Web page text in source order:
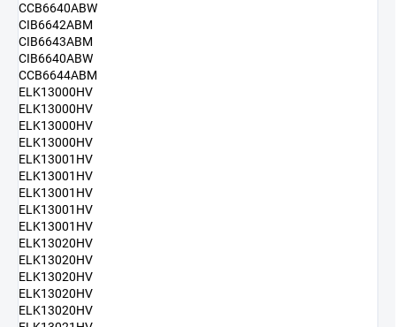
CCB6640ABW
CIB6642ABM
CIB6643ABM
CIB6640ABW
CCB6644ABM
ELK13000HV
ELK13000HV
ELK13000HV
ELK13000HV
ELK13001HV
ELK13001HV
ELK13001HV
ELK13001HV
ELK13001HV
ELK13020HV
ELK13020HV
ELK13020HV
ELK13020HV
ELK13020HV